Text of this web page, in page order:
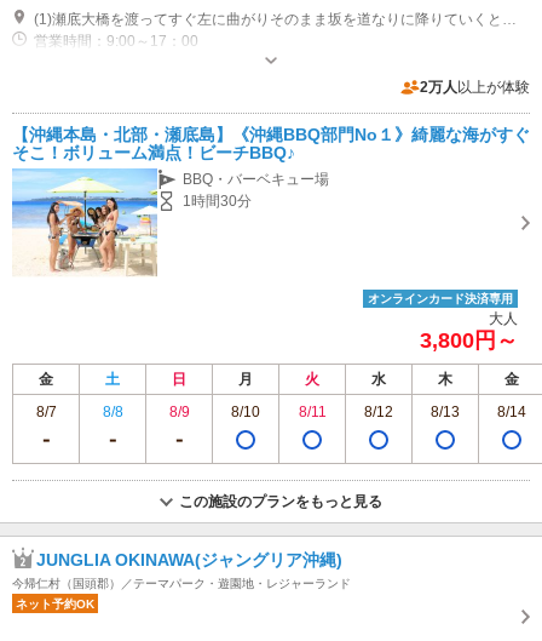
営業時間：9:00～17：00
近隣駐車場あり（有料）30台 1日500円（4月～10月）
2万人 以上が体験
【沖縄本島・北部・瀬底島】《沖縄BBQ部門No１》綺麗な海がすぐ
そこ！ボリューム満点！ビーチBBQ♪
BBQ・バーベキュー場
1時間30分
オンラインカード決済専用
大人
3,800円～
金 土 日 月 火 水 木
金
8/7
8/8 8/9 8/10 8/11 8/12 8/13 8/14
この施設のプランをもっと見る
JUNGLIA OKINAWA(ジャングリア沖縄)
今帰仁村（国頭郡）／テーマパーク・遊園地・レジャーランド
ネット予約OK